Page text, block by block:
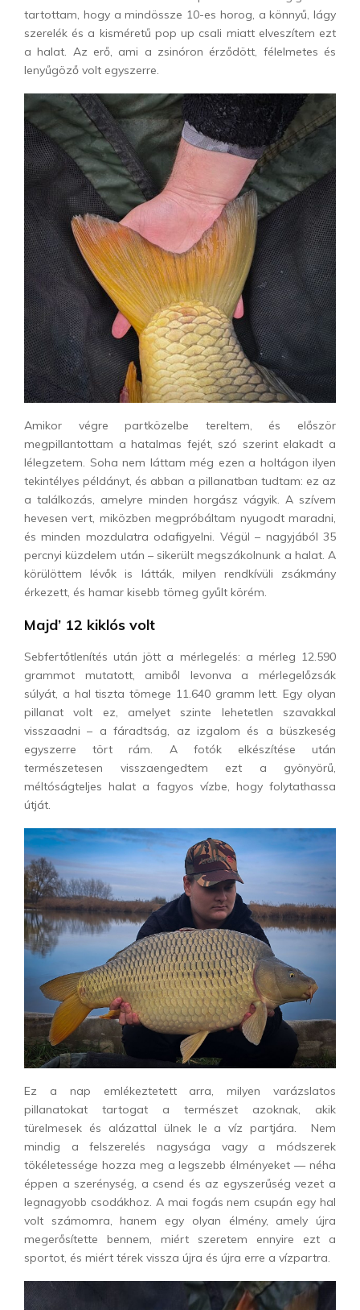
tartottam, hogy a mindössze 10-es horog, a könnyű, lágy
szerelék és a kisméretű pop up csali miatt elveszítem ezt
a halat. Az erő, ami a zsinóron érződött, félelmetes és
lenyűgöző volt egyszerre.
Amikor végre partközelbe tereltem, és először
megpillantottam a hatalmas fejét, szó szerint elakadt a
lélegzetem. Soha nem láttam még ezen a holtágon ilyen
tekintélyes példányt, és abban a pillanatban tudtam: ez az
a találkozás, amelyre minden horgász vágyik. A szívem
hevesen vert, miközben megpróbáltam nyugodt maradni,
és minden mozdulatra odafigyelni. Végül – nagyjából 35
percnyi küzdelem után – sikerült megszákolnunk a halat. A
körülöttem lévők is látták, milyen rendkívüli zsákmány
érkezett, és hamar kisebb tömeg gyűlt körém.
Majd’ 12 kiklós volt
Sebfertőtlenítés után jött a mérlegelés: a mérleg 12.590
grammot mutatott, amiből levonva a mérlegelőzsák
súlyát, a hal tiszta tömege 11.640 gramm lett. Egy olyan
pillanat volt ez, amelyet szinte lehetetlen szavakkal
visszaadni – a fáradtság, az izgalom és a büszkeség
egyszerre tört rám. A fotók elkészítése után
természetesen visszaengedtem ezt a gyönyörű,
méltóságteljes halat a fagyos vízbe, hogy folytathassa
útját.
Ez a nap emlékeztetett arra, milyen varázslatos
pillanatokat tartogat a természet azoknak, akik
türelmesek és alázattal ülnek le a víz partjára. Nem
mindig a felszerelés nagysága vagy a módszerek
tökéletessége hozza meg a legszebb élményeket — néha
éppen a szerénység, a csend és az egyszerűség vezet a
legnagyobb csodákhoz. A mai fogás nem csupán egy hal
volt számomra, hanem egy olyan élmény, amely újra
megerősítette bennem, miért szeretem ennyire ezt a
sportot, és miért térek vissza újra és újra erre a vízpartra.